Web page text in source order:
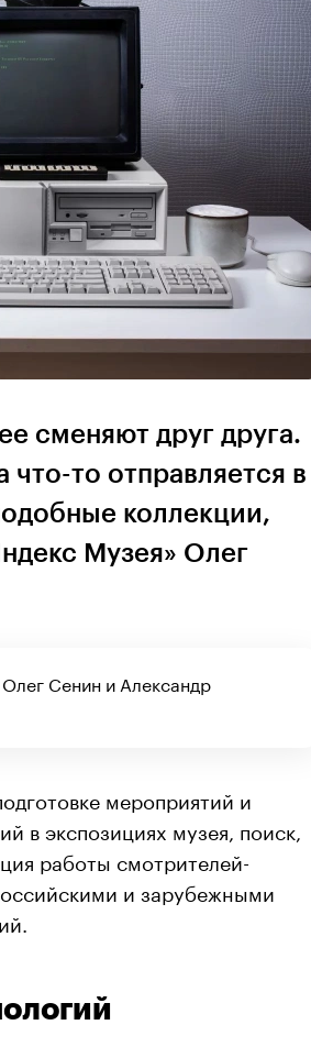
сменяют друг друга.
что-то отправляется в
коллекции,
Музея» Олег
Сенин и Александр
мероприятий и
в экспозициях музея, поиск,
работы смотрителей-
и зарубежными